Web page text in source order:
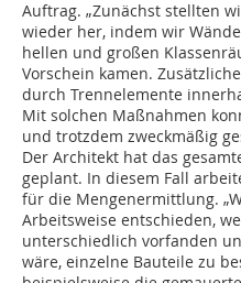
Auftrag. „Zunächst stellten
wieder her, indem wir
hellen und großen
Vorschein kamen.
durch Trennelemente
Mit solchen Maßnahmen
und trotzdem zweckmäßig
Der Architekt hat das
geplant. In diesem Fall
für die Mengenermittlung.
Arbeitsweise entschieden,
unterschiedlich vorfanden
wäre, einzelne Bauteile zu